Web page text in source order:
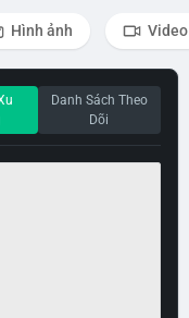
Hình ảnh Video
Danh Sách Theo
Dõi